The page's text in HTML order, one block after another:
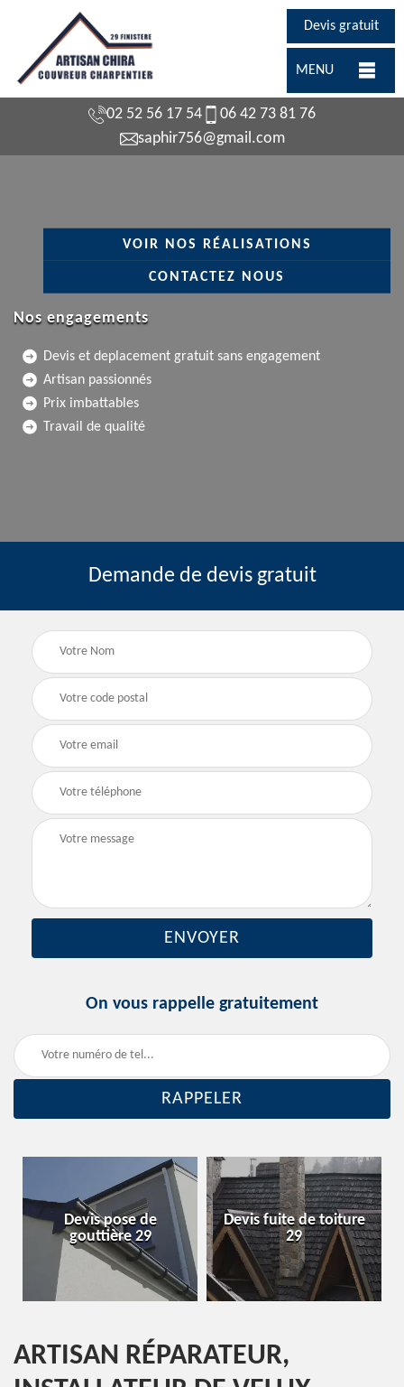
Devis gratuit
MENU
02 52 56 17 54
06 42 73 81 76
saphir756@gmail.com
VOIR NOS RÉALISATIONS
CONTACTEZ NOUS
Nos engagements
Devis et deplacement gratuit sans engagement
Artisan passionnés
Prix imbattables
Travail de qualité
Demande de devis gratuit
On vous rappelle gratuitement
Devis pose de
gouttière 29
Devis fuite de toiture
29
ARTISAN RÉPARATEUR,